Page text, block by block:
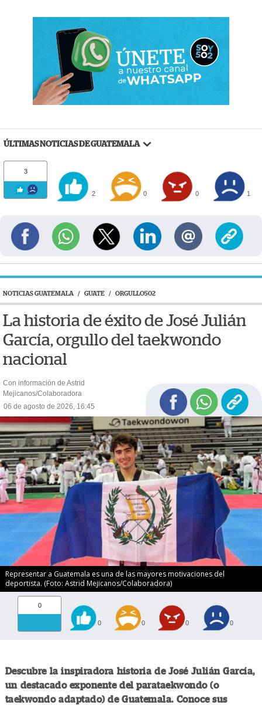
ÚLTIMAS NOTICIAS DE GUATEMALA
3
2 0 0 1
NOTICIAS GUATEMALA / GUATE / ORGULLO502
La historia de éxito de José Julián
García, orgullo del taekwondo
nacional
Con información de Astrid
Mejicanos/Colaboradora
06 de agosto de 2026, 16:45
Representar a Guatemala es una de las mayores motivaciones del
deportista. (Foto: Astrid Mejicanos/Colaboradora)
0
0 0 0 0
Descubre la inspiradora historia de José Julián García,
un destacado exponente del parataekwondo (o
taekwondo adaptado) de Guatemala. Conoce sus